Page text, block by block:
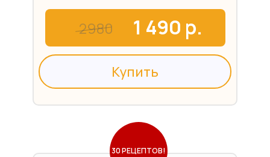
30 РЕЦЕПТОВ!
Купить
2980 1 490 р.